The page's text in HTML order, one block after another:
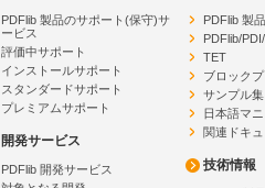
PDFlib 製品のサポート(保守)サ
ービス
評価中サポート
インストールサポート
スタンダードサポート
プレミアムサポート
開発サービス
PDFlib 開発サービス
PDFlib 製
PDFlib/
TET
ブロック
サンプル集
日本語マ
関連ドキ
技術情報